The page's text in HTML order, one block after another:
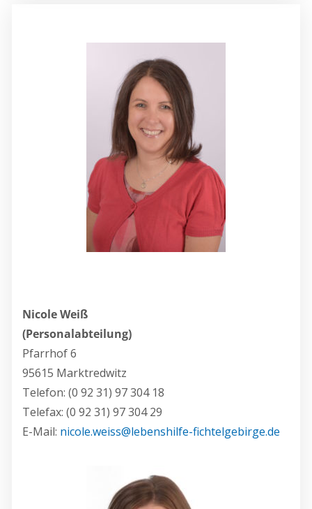
Nicole Weiß
(Personalabteilung)
Pfarrhof 6
95615 Marktredwitz
Telefon: (0 92 31) 97 304 18
Telefax: (0 92 31) 97 304 29
E-Mail: nicole.weiss@lebenshilfe-fichtelgebirge.de